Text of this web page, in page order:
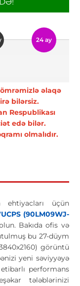
24 ay
əlaqə
bilərsiz.
Respublikası
edə bilər.
olmalıdır.
üçün
(90LM09WJ-
Bakıda ofis və
bu 27-düym
görüntü
yeni səviyyəyə
performans
tələblərinizi